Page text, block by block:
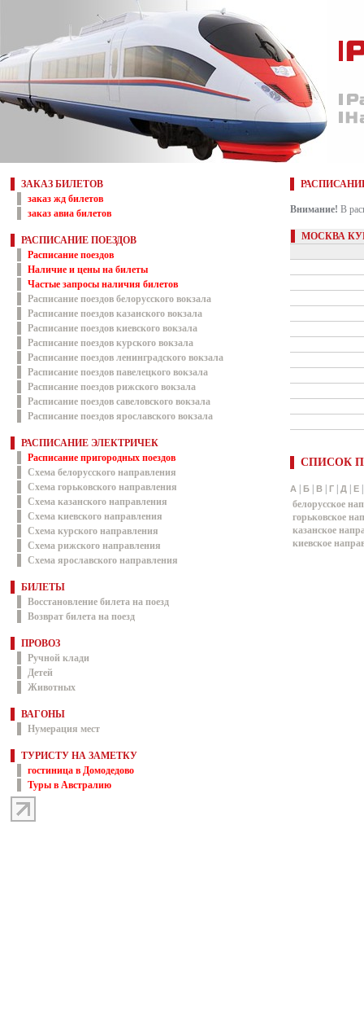
ЗАКАЗ БИЛЕТОВ
заказ жд билетов
заказ авиа билетов
РАСПИСАНИЕ ПОЕЗДОВ
Расписание поездов
Наличие и цены на билеты
Частые запросы наличия билетов
Расписание поездов белорусского вокзала
Расписание поездов казанского вокзала
Расписание поездов киевского вокзала
Расписание поездов курского вокзала
Расписание поездов ленинградского вокзала
Расписание поездов павелецкого вокзала
Расписание поездов рижского вокзала
Расписание поездов савеловского вокзала
Расписание поездов ярославского вокзала
РАСПИСАНИЕ ЭЛЕКТРИЧЕК
Расписание пригородных поездов
Схема белорусского направления
Схема горьковского направления
Схема казанского направления
Схема киевского направления
Схема курского направления
Схема рижского направления
Схема ярославского направления
БИЛЕТЫ
Восстановление билета на поезд
Возврат билета на поезд
ПРОВОЗ
Ручной клади
Детей
Животных
ВАГОНЫ
Нумерация мест
ТУРИСТУ НА ЗАМЕТКУ
гостиница в Домодедово
Туры в Австралию
Внимание! В
МОСКВА
СПИСОК
А Б В Г Д Е
белорусское
горьковское
казанское
киевское